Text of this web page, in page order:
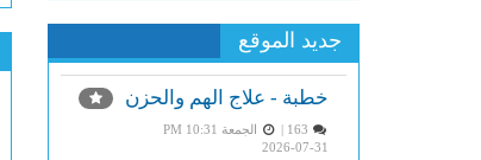
جديد الموقع
خطبة - علاج الهم والحزن
الجمعة PM 10:31
2026-07-31